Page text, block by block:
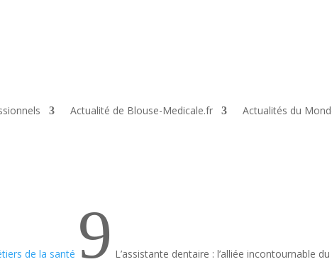
Actualité de Blouse-Medicale.fr Actualités du
de la santé 9 L’assistante dentaire : l’alliée incontournable